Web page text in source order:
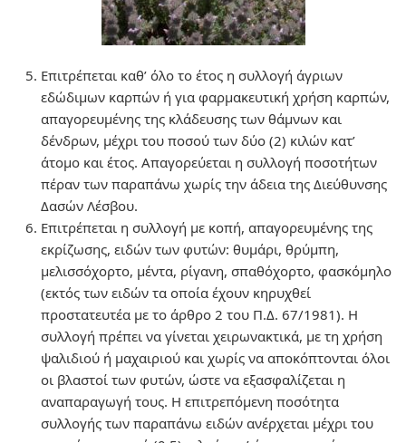
Επιτρέπεται καθ’ όλο το έτος η συλλογή άγριων
εδώδιμων καρπών ή για φαρμακευτική χρήση καρπών,
απαγορευμένης της κλάδευσης των θάμνων και
δένδρων, μέχρι του ποσού των δύο (2) κιλών κατ’
άτομο και έτος. Απαγορεύεται η συλλογή ποσοτήτων
πέραν των παραπάνω χωρίς την άδεια της Διεύθυνσης
Δασών Λέσβου.
Επιτρέπεται η συλλογή µε κοπή, απαγορευμένης της
εκρίζωσης, ειδών των φυτών: θυµάρι, θρύμπη,
μελισσόχορτο, μέντα, ρίγανη, σπαθόχορτο, φασκόμηλο
(εκτός των ειδών τα οποία έχουν κηρυχθεί
προστατευτέα µε το άρθρο 2 του Π.Δ. 67/1981). Η
συλλογή πρέπει να γίνεται χειρωνακτικά, με τη χρήση
ψαλιδιού ή μαχαιριού και χωρίς να αποκόπτονται όλοι
οι βλαστοί των φυτών, ώστε να εξασφαλίζεται η
αναπαραγωγή τους. Η επιτρεπόμενη ποσότητα
συλλογής των παραπάνω ειδών ανέρχεται μέχρι του